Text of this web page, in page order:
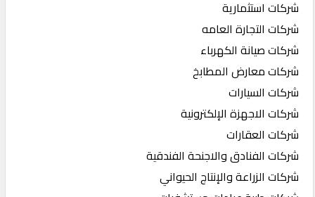
شركات استثمارية
شركات التجارة العامه
شركات صيانة الكهرباء
شركات معارض المطابخ
شركات السيارات
شركات الاجهزة الإلكترونية
شركات العقارات
شركات الفنادق والاجنحة الفندقية
شركات الزراعة والإنتاج الحيواني